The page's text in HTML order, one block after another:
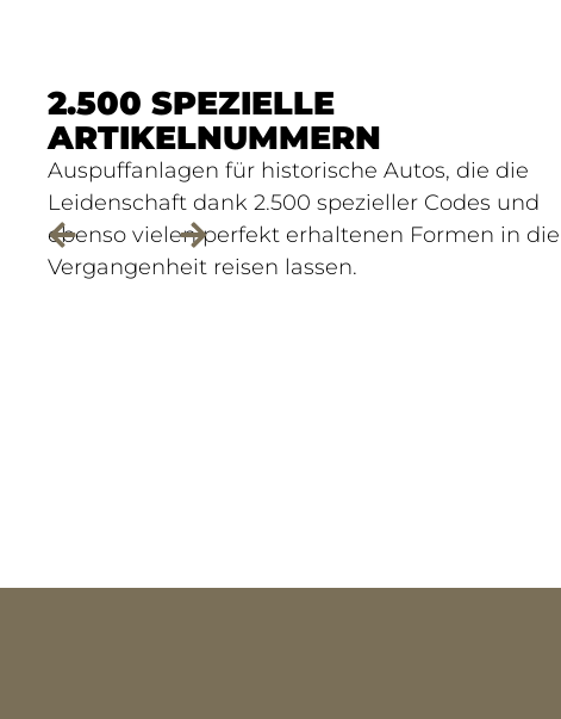
2.500 SPEZIELLE
ARTIKELNUMMERN
Auspuffanlagen für historische Autos, die die
Leidenschaft dank 2.500 spezieller Codes und
ebenso vielen perfekt erhaltenen Formen in die
Vergangenheit reisen lassen.